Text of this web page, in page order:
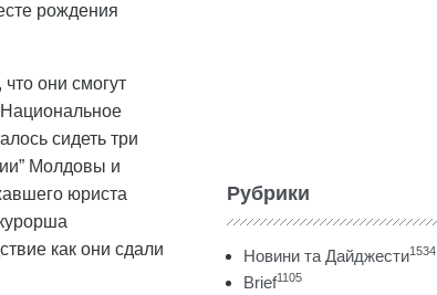
рождения
они смогут
сидеть три
Молдовы и
юриста
как они сдали
Рубрики
Новини та Дайджести1534
Brief1105